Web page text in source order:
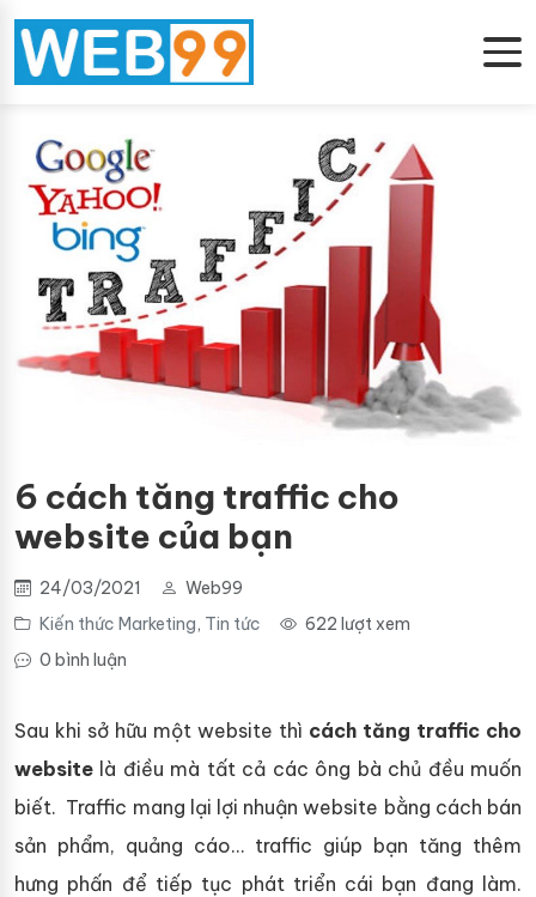
6 cách tăng traffic cho
website của bạn
24/03/2021
Web99
Kiến thức Marketing, Tin tức
622 lượt xem
0 bình luận
Sau khi sở hữu một website thì cách tăng traffic cho
website là điều mà tất cả các ông bà chủ đều muốn
biết. Traffic mang lại lợi nhuận website bằng cách bán
sản phẩm, quảng cáo… traffic giúp bạn tăng thêm
hưng phấn để tiếp tục phát triển cái bạn đang làm.